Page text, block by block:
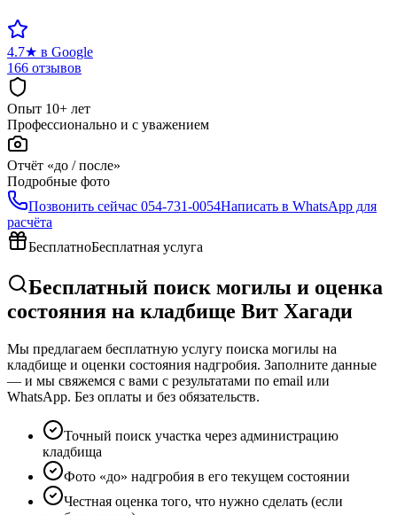
4.7★ в Google
166 отзывов
Опыт 10+ лет
Профессионально и с уважением
Отчёт «до / после»
Подробные фото
Позвонить сейчас 054-731-0054Написать в WhatsApp для
расчёта
БесплатноБесплатная услуга
Бесплатный поиск могилы и оценка
состояния на кладбище Вит Хагади
Мы предлагаем бесплатную услугу поиска могилы на
кладбище и оценки состояния надгробия. Заполните данные
— и мы свяжемся с вами с результатами по email или
WhatsApp. Без оплаты и без обязательств.
Точный поиск участка через администрацию
кладбища
Фото «до» надгробия в его текущем состоянии
Честная оценка того, что нужно сделать (если